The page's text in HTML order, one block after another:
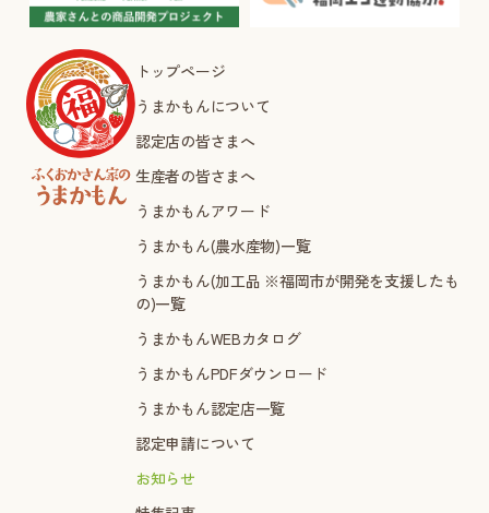
トップページ
うまかもんについて
認定店の皆さまへ
生産者の皆さまへ
うまかもんアワード
うまかもん(農水産物)一覧
うまかもん(加工品 ※福岡市が開発を支援したも
の)一覧
うまかもんWEBカタログ
うまかもんPDFダウンロード
うまかもん認定店一覧
認定申請について
お知らせ